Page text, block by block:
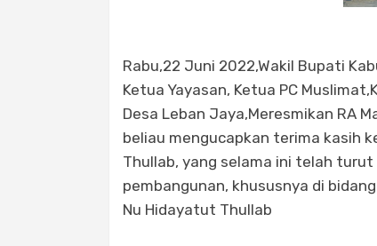
Rabu,22 Juni 2022,Wakil Bupati
Ketua Yayasan, Ketua PC
Desa Leban Jaya,Meresmikan RA
beliau mengucapkan terima kasih
Thullab, yang selama ini telah
pembangunan, khususnya di
Nu Hidayatut Thullab